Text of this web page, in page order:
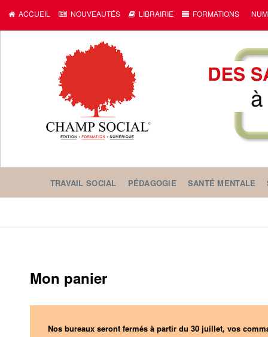
ACCUEIL NOUVEAUTÉS LIBRAIRIE FORMATIONS
TRAVAIL SOCIAL PÉDAGOGIE SANTÉ MENTALE
Mon panier
Nos bureaux seront fermés à partir du 30 juillet, vos